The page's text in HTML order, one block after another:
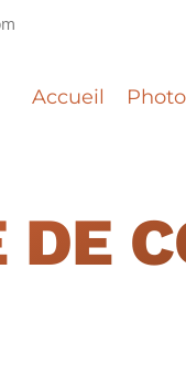
Accueil Photo
DE